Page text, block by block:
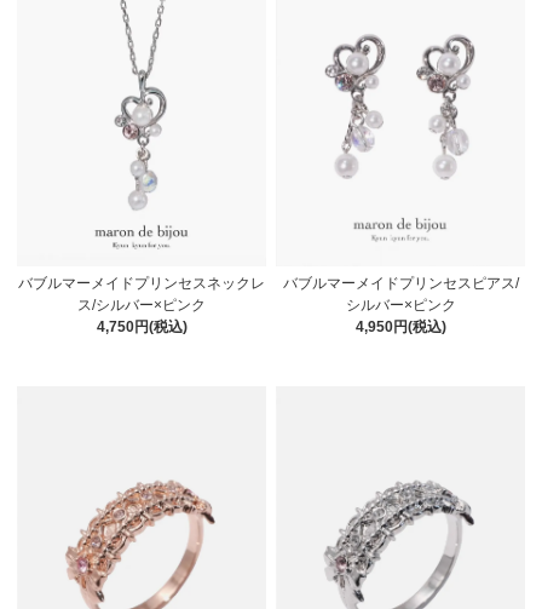
バブルマーメイドプリンセスネックレ
ス/シルバー×ピンク
4,750円(税込)
バブルマーメイドプリンセスピアス/
シルバー×ピンク
4,950円(税込)